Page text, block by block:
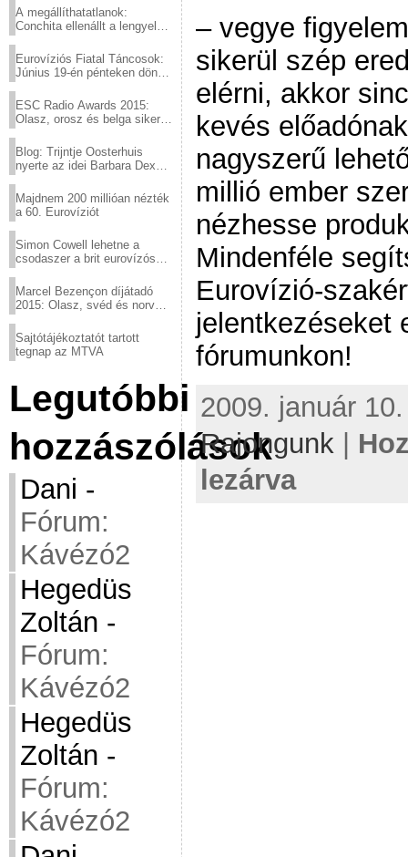
A megállíthatatlanok:
Conchita ellenállt a lengyel
Eurovíziós Fiatal Táncosok:
Június 19-én pénteken döntő
ESC Radio Awards 2015:
Olasz, orosz és belga siker,
Blog: Trijntje Oosterhuis
nyerte az idei Barbara Dex
Majdnem 200 millióan nézték
a 60. Eurovíziót
Simon Cowell lehetne a
csodaszer a brit eurovízós
Marcel Bezençon díjátadó
2015: Olasz, svéd és norvég
Sajtótájékoztatót tartott
tegnap az MTVA
Legutóbbi
hozzászólások
Dani -
Fórum:
Kávézó2
Hegedüs
Zoltán -
Fórum:
Kávézó2
Hegedüs
Zoltán -
Fórum:
Kávézó2
– vegye
sikerül szép
elérni, akkor
kevés
nagyszerű
millió ember
nézhesse
Mindenféle
Eurovízió-
jelentkezéseket
fórumunkon!
2009. január
Rajongunk |
lezárva